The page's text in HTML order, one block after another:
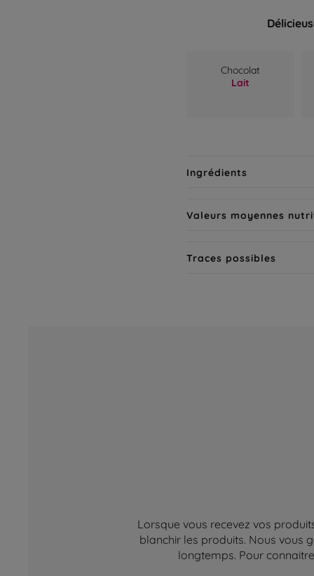
Chocolat
Lait
Ingrédients
Valeurs moyennes
Traces possibles
Lorsque vous recevez vos
blanchir les produits. Nous vous
longtemps. Pour